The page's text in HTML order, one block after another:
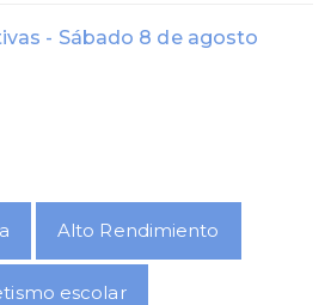
- Sábado 8 de agosto
Alto Rendimiento
escolar